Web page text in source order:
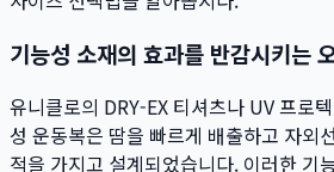
기능성 소재의 효과를 반감시키는
유니클로의 DRY-EX 티셔츠나 UV 프로
성 운동복은 땀을 빠르게 배출하고 자외
적을 가지고 설계되었습니다. 이러한 기